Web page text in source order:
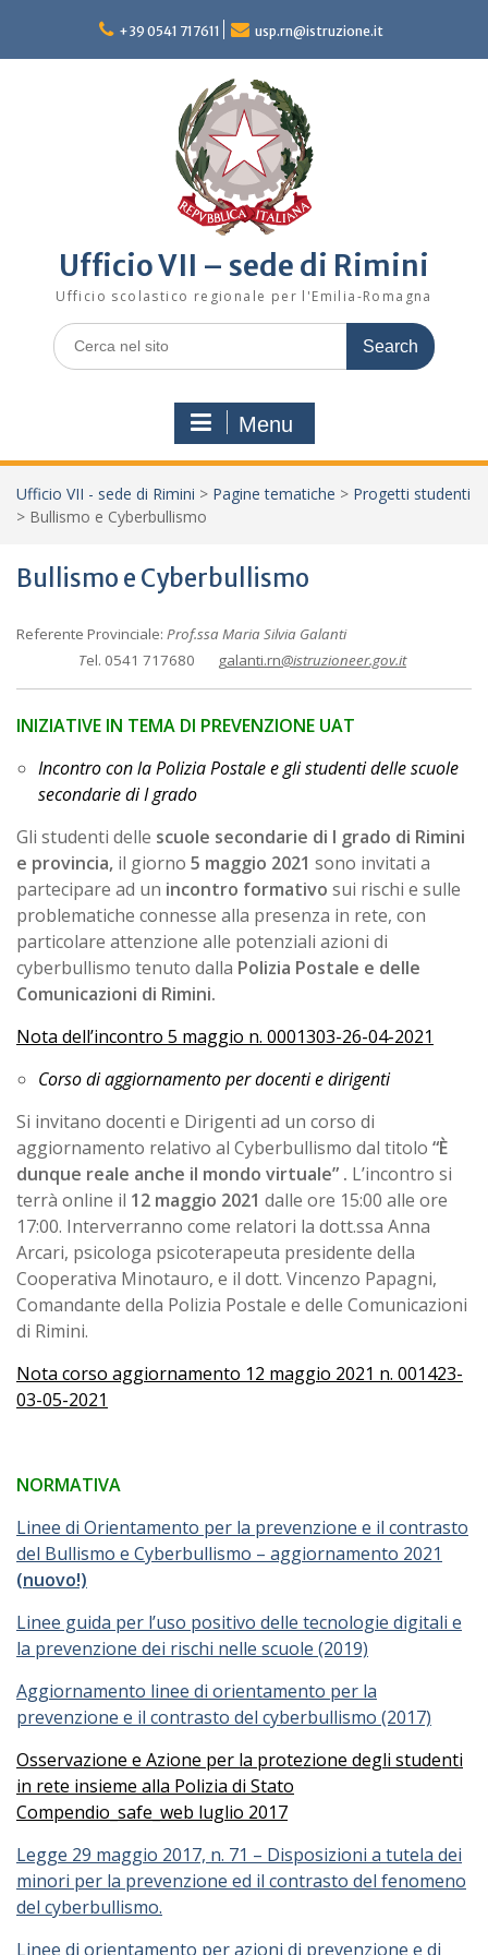
content
+39 0541 717611 usp.rn@istruzione.it
Ufficio VII – sede di Rimini
Ufficio scolastico regionale per l'Emilia-Romagna
Search
for:
Menu
Ufficio VII - sede di Rimini > Pagine tematiche > Progetti studenti
> Bullismo e Cyberbullismo
Bullismo e Cyberbullismo
Referente Provinciale: Prof.ssa Maria Silvia Galanti
Tel. 0541 717680 galanti.rn@istruzioneer.gov.it
INIZIATIVE IN TEMA DI PREVENZIONE UAT
Incontro con la Polizia Postale e gli studenti delle scuole
secondarie di I grado
Gli studenti delle scuole secondarie di I grado di Rimini
e provincia, il giorno 5 maggio 2021 sono invitati a
partecipare ad un incontro formativo sui rischi e sulle
problematiche connesse alla presenza in rete, con
particolare attenzione alle potenziali azioni di
cyberbullismo tenuto dalla Polizia Postale e delle
Comunicazioni di Rimini.
Nota dell’incontro 5 maggio n. 0001303-26-04-2021
Corso di aggiornamento per docenti e dirigenti
Si invitano docenti e Dirigenti ad un corso di
aggiornamento relativo al Cyberbullismo dal titolo “È
dunque reale anche il mondo virtuale” . L’incontro si
terrà online il 12 maggio 2021 dalle ore 15:00 alle ore
17:00. Interverranno come relatori la dott.ssa Anna
Arcari, psicologa psicoterapeuta presidente della
Cooperativa Minotauro, e il dott. Vincenzo Papagni,
Comandante della Polizia Postale e delle Comunicazioni
di Rimini.
Nota corso aggiornamento 12 maggio 2021 n. 001423-
03-05-2021
NORMATIVA
Linee di Orientamento per la prevenzione e il contrasto
del Bullismo e Cyberbullismo – aggiornamento 2021
(nuovo!)
Linee guida per l’uso positivo delle tecnologie digitali e
la prevenzione dei rischi nelle scuole (2019)
Aggiornamento linee di orientamento per la
prevenzione e il contrasto del cyberbullismo (2017)
Osservazione e Azione per la protezione degli studenti
in rete insieme alla Polizia di Stato
Compendio_safe_web luglio 2017
Legge 29 maggio 2017, n. 71 – Disposizioni a tutela dei
minori per la prevenzione ed il contrasto del fenomeno
del cyberbullismo.
Linee di orientamento per azioni di prevenzione e di